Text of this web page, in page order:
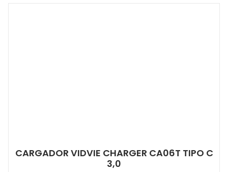
CARGADOR VIDVIE CHARGER CA06T TIPO C
3,0